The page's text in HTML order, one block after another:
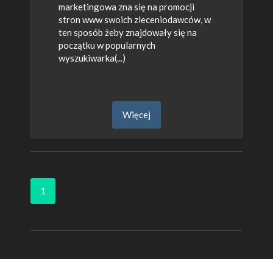
marketingowa zna się na promocji
stron www swoich zleceniodawców, w
ten sposób żeby znajdowały się na
początku w popularnych
wyszukiwarka(...)
Więcej
1